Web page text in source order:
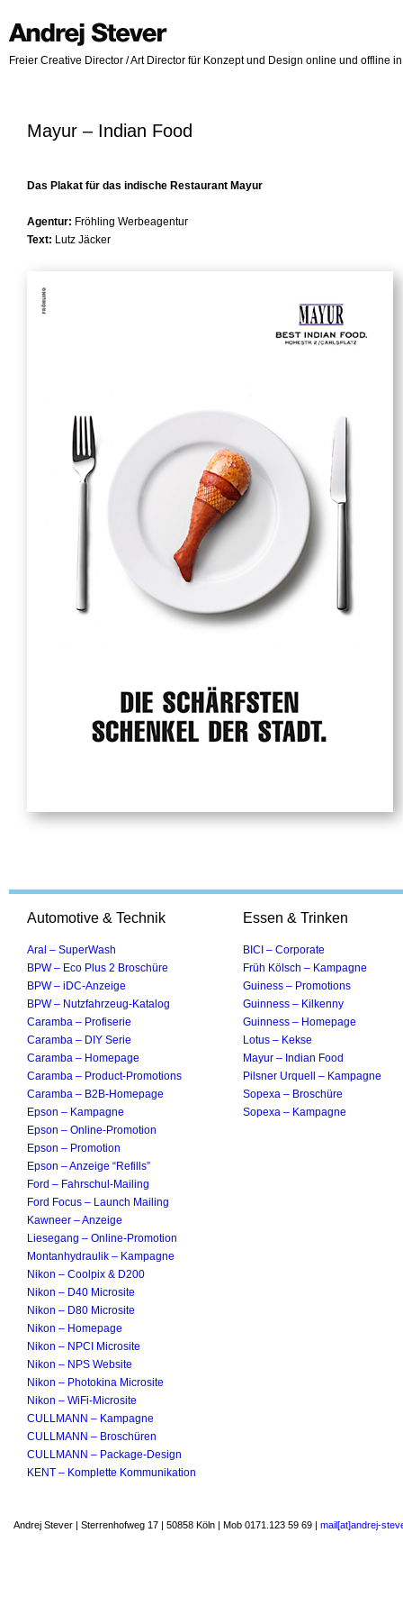
Freier Creative Director / Art Director für Konzept und Design online und offline
Mayur – Indian Food
Das Plakat für das indische Restaurant Mayur
Agentur: Fröhling Werbeagentur
Text: Lutz Jäcker
Automotive & Technik
Aral – SuperWash
BPW – Eco Plus 2 Broschüre
BPW – iDC-Anzeige
BPW – Nutzfahrzeug-Katalog
Caramba – Profiserie
Caramba – DIY Serie
Caramba – Homepage
Caramba – Product-Promotions
Caramba – B2B-Homepage
Epson – Kampagne
Epson – Online-Promotion
Epson – Promotion
Epson – Anzeige “Refills”
Ford – Fahrschul-Mailing
Ford Focus – Launch Mailing
Kawneer – Anzeige
Liesegang – Online-Promotion
Montanhydraulik – Kampagne
Nikon – Coolpix & D200
Nikon – D40 Microsite
Nikon – D80 Microsite
Nikon – Homepage
Nikon – NPCI Microsite
Nikon – NPS Website
Nikon – Photokina Microsite
Nikon – WiFi-Microsite
CULLMANN – Kampagne
CULLMANN – Broschüren
CULLMANN – Package-Design
KENT – Komplette Kommunikation
Essen & Trinken
BICI – Corporate
Früh Kölsch – Kampagne
Guiness – Promotions
Guinness – Kilkenny
Guinness – Homepage
Lotus – Kekse
Mayur – Indian Food
Pilsner Urquell – Kampagne
Sopexa – Broschüre
Sopexa – Kampagne
Andrej Stever | Sterrenhofweg 17 | 50858 Köln | Mob 0171.123 59 69 | mail[at]andrej-